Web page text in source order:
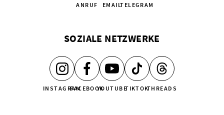
ANRUF EMAILTELEGRAM
SOZIALE NETZWERKE
INSTAGRAMFACEBOOKYOUTUBETIKTOKTHREADS